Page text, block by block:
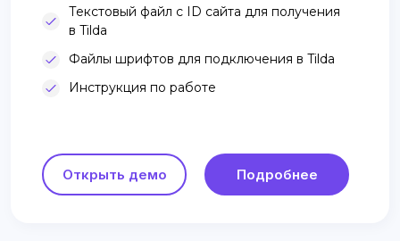
Текстовый файл с ID сайта для получения
в Tilda
Файлы шрифтов для подключения в Tilda
Инструкция по работе
Открыть демо Подробнее